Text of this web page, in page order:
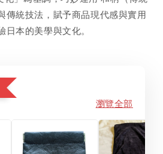
傳統技法，賦予商品現代感與實用
日本的美學與文化。
瀏覽全部